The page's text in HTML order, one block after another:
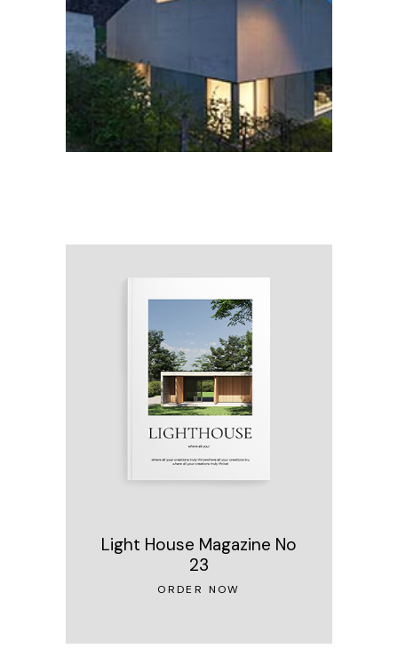
Light House Magazine No
23
ORDER NOW